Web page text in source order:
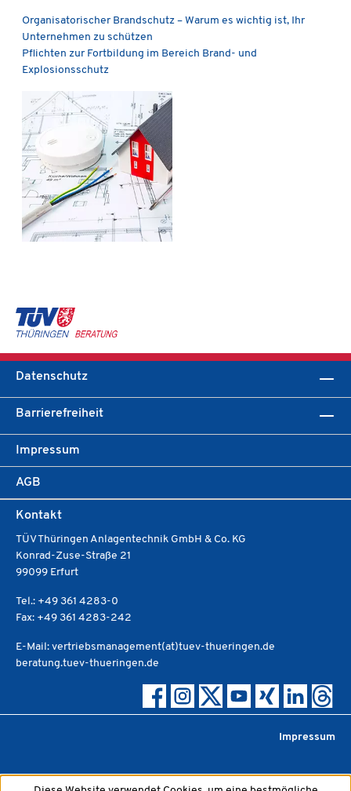
Organisatorischer Brandschutz – Warum es wichtig ist, Ihr
Unternehmen zu schützen
Pflichten zur Fortbildung im Bereich Brand- und
Explosionsschutz
Datenschutz
Barrierefreiheit
Impressum
AGB
Kontakt
TÜV Thüringen Anlagentechnik GmbH & Co. KG
Konrad-Zuse-Straße 21
99099 Erfurt
Tel.: +49 361 4283-0
Fax: +49 361 4283-242
E-Mail: vertriebsmanagement(at)tuev-thueringen.de
beratung.tuev-thueringen.de
Impressum